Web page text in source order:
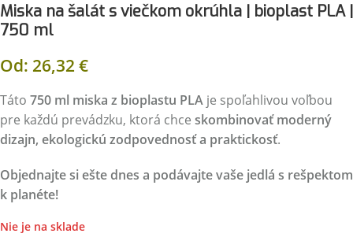
Miska na šalát s viečkom okrúhla | bioplast PLA |
750 ml
Od: 26,32 €
Táto 750 ml miska z bioplastu PLA je spoľahlivou voľbou
pre každú prevádzku, ktorá chce skombinovať moderný
dizajn, ekologickú zodpovednosť a praktickosť.
Objednajte si ešte dnes a podávajte vaše jedlá s rešpektom
k planéte!
Nie je na sklade